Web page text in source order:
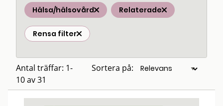
Hälsa/hälsovård Relaterade
Rensa filter
Antal träffar: 1-
10 av 31
Sortera på: